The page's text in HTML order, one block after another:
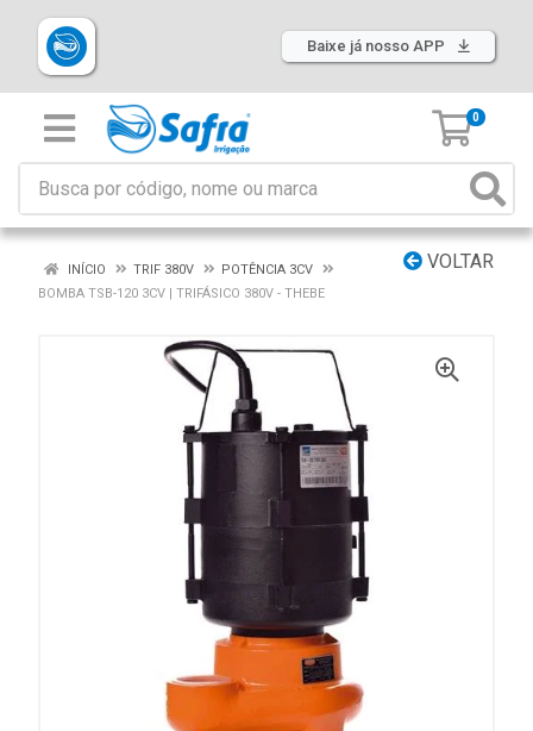
Baixe já nosso APP
0
VOLTAR
INÍCIO TRIF 380V
POTÊNCIA 3CV
BOMBA TSB-120 3CV | TRIFÁSICO 380V - THEBE